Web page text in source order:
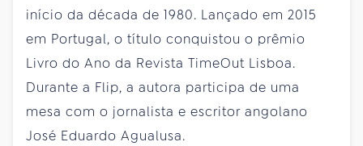
início da década de 1980. Lançado em 2015
em Portugal, o título conquistou o prêmio
Livro do Ano da Revista TimeOut Lisboa.
Durante a Flip, a autora participa de uma
mesa com o jornalista e escritor angolano
José Eduardo Agualusa.